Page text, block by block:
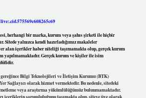
herhangi bir marka, kurum veya şahıs şirketi ile hiçbir
Sitede yalnızca kendi hazırladığımız makaleler
alan içerikler haber niteliği taşımamakta olup, gerçek kurum
yapılmamaktadır. Gerçek kurum ve kişiler ile isim
gereğince Bilgi Teknolojileri ve İletişim Kurumu (BTK)
Sağlayıcı olarak hizmet vermektedir. Bu nedenle, sitedeki
veya araştırma yükümlülüğümüz bulunmamaktadır.